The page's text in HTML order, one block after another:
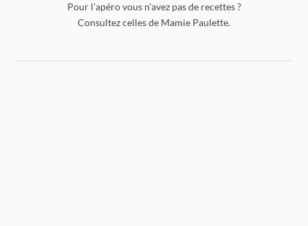
Pour l'apéro vous n'avez pas de recettes ?
Consultez celles de Mamie Paulette.